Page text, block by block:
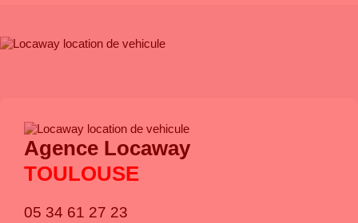
Agence Locaway
TOULOUSE
05 34 61 27 23